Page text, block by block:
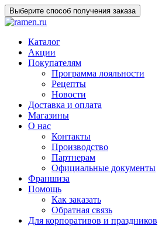
Выберите способ получения заказа
Каталог
Акции
Покупателям
Программа лояльности
Рецепты
Новости
Доставка и оплата
Магазины
О нас
Контакты
Производство
Партнерам
Официальные документы
Франшиза
Помощь
Как заказать
Обратная связь
Для корпоративов и праздников